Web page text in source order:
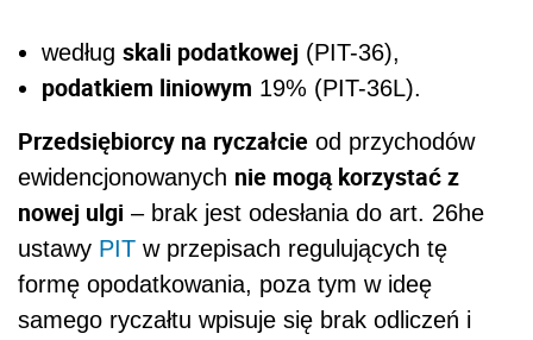
według skali podatkowej (PIT-36),
podatkiem liniowym 19% (PIT-36L).
Przedsiębiorcy na ryczałcie od przychodów
ewidencjonowanych nie mogą korzystać z
nowej ulgi – brak jest odesłania do art. 26he
ustawy PIT w przepisach regulujących tę
formę opodatkowania, poza tym w ideę
samego ryczałtu wpisuje się brak odliczeń i